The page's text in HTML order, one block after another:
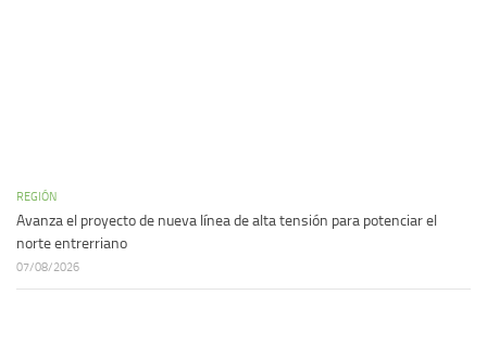
REGIÓN
Avanza el proyecto de nueva línea de alta tensión para potenciar el
norte entrerriano
07/08/2026